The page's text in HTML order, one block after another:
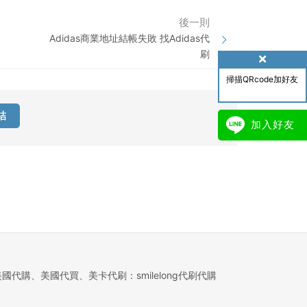
掃描QRcode加好友
加入好友
後一則
Adidas商業地址結帳失敗 找Adidas代
刷
國代購、美國代買、美卡代刷：smilelong代刷代購